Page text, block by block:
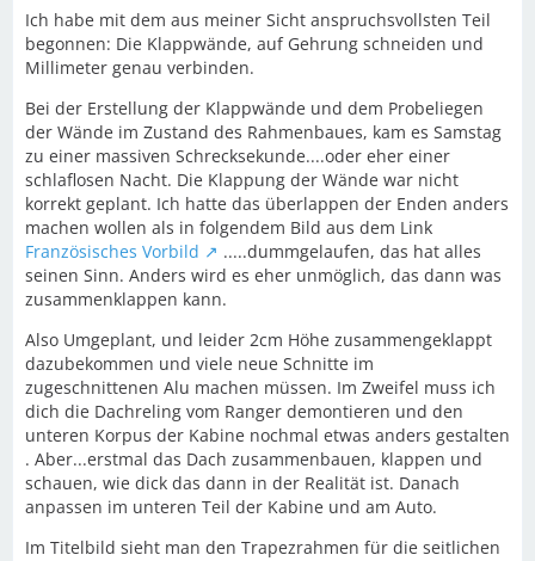
Ich habe mit dem aus meiner Sicht anspruchsvollsten Teil
begonnen: Die Klappwände, auf Gehrung schneiden und
Millimeter genau verbinden.
Bei der Erstellung der Klappwände und dem Probeliegen
der Wände im Zustand des Rahmenbaues, kam es Samstag
zu einer massiven Schrecksekunde....oder eher einer
schlaflosen Nacht. Die Klappung der Wände war nicht
korrekt geplant. Ich hatte das überlappen der Enden anders
machen wollen als in folgendem Bild aus dem Link
Französisches Vorbild
.....dummgelaufen, das hat alles
seinen Sinn. Anders wird es eher unmöglich, das dann was
zusammenklappen kann.
Also Umgeplant, und leider 2cm Höhe zusammengeklappt
dazubekommen und viele neue Schnitte im
zugeschnittenen Alu machen müssen. Im Zweifel muss ich
dich die Dachreling vom Ranger demontieren und den
unteren Korpus der Kabine nochmal etwas anders gestalten
. Aber...erstmal das Dach zusammenbauen, klappen und
schauen, wie dick das dann in der Realität ist. Danach
anpassen im unteren Teil der Kabine und am Auto.
Im Titelbild sieht man den Trapezrahmen für die seitlichen